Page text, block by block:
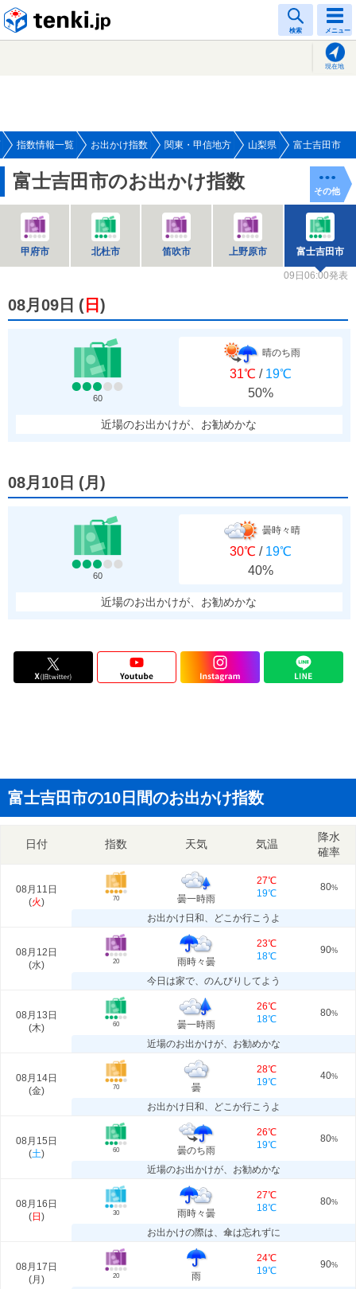
検索 メニュー
現在地
指数情報一覧 お出かけ指数 関東・甲信地方 山梨県 富士吉田市
富士吉田市のお出かけ指数 その他
甲府市 北杜市 笛吹市 上野原市 富士吉田市
09日06:00発表
08月09日 ( 日 )
60
晴のち雨
31℃ / 19℃
50%
近場のお出かけが、お勧めかな
08月10日 (月 )
60
曇時々晴
30℃ / 19℃
40%
近場のお出かけが、お勧めかな
富士吉田市の10日間のお出かけ指数
日付 指数 天気 気温
降水
確率
08月11日
(火) 70 曇一時雨
27℃
19℃
80%
お出かけ日和、どこか行こうよ
08月12日
(水) 20 雨時々曇
23℃
18℃
90%
今日は家で、のんびりしてよう
08月13日
(木) 60 曇一時雨
26℃
18℃
80%
近場のお出かけが、お勧めかな
08月14日
(金) 70 曇
28℃
19℃
40%
お出かけ日和、どこか行こうよ
08月15日
(土) 60 曇のち雨
26℃
19℃
80%
近場のお出かけが、お勧めかな
08月16日
(日 ) 30 雨時々曇
27℃
18℃
80%
お出かけの際は、傘は忘れずに
08月17日
(月 ) 20 雨
24℃
19℃
90%